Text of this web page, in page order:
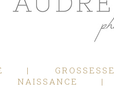
GROSSESSE
NAISSANCE